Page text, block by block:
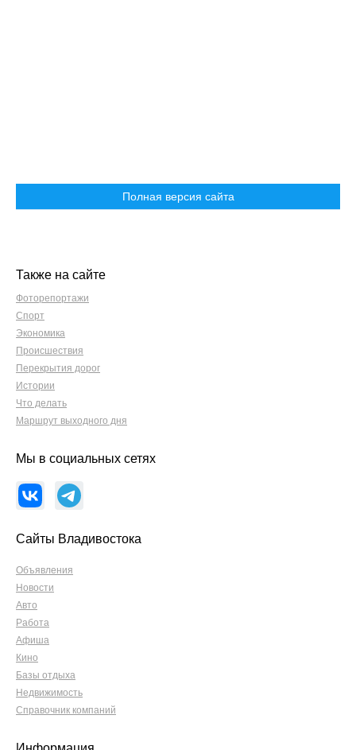
Полная версия сайта
Также на сайте
Фоторепортажи
Спорт
Экономика
Происшествия
Перекрытия дорог
Истории
Что делать
Маршрут выходного дня
Мы в социальных сетях
Сайты Владивостока
Объявления
Новости
Авто
Работа
Афиша
Кино
Базы отдыха
Недвижимость
Справочник компаний